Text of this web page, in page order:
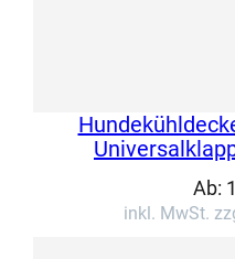
Ab:
inkl. MwSt.